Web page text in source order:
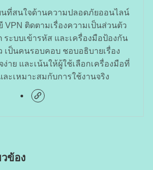
นที่สนใจด้านความปลอดภัยออนไลน์
VPN ติดตามเรื่องความเป็นส่วนตัว
ระบบเข้ารหัส และเครื่องมือป้องกัน
เป็นคนรอบคอบ ชอบอธิบายเรื่อง
ง่าย และเน้นให้ผู้ใช้เลือกเครื่องมือที่
ะเหมาะสมกับการใช้งานจริง
ข้อง